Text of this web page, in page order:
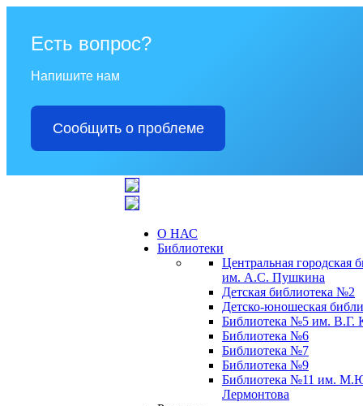
Есть вопрос?
Напишите нам
Сообщить о проблеме
О НАС
Библиотеки
Центральная городская
им. А.С. Пушкина
Детская библиотека №2
Детско-юношеская
Библиотека №5 им. В.Г.
Библиотека №6
Библиотека №7
Библиотека №9
Библиотека №11 им.
Лермонтова